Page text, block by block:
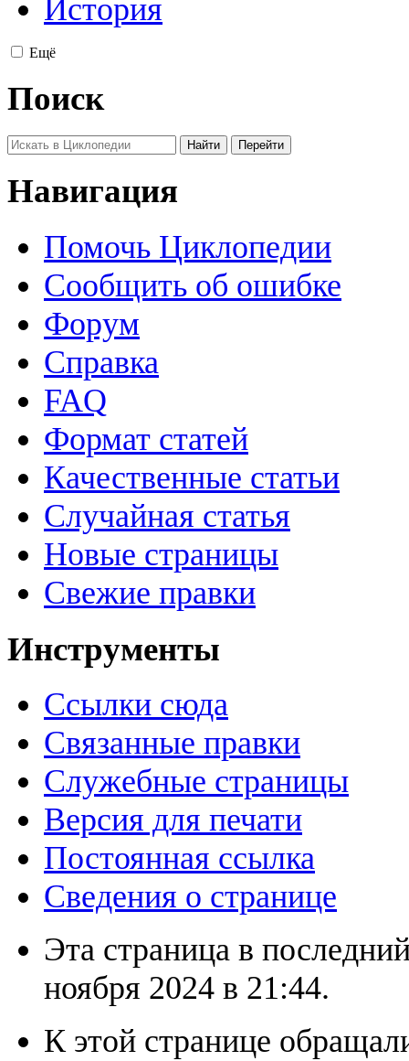
История
Ещё
Поиск
Навигация
Помочь Циклопедии
Сообщить об ошибке
Форум
Справка
FAQ
Формат статей
Качественные статьи
Случайная статья
Новые страницы
Свежие правки
Инструменты
Ссылки сюда
Связанные правки
Служебные страницы
Версия для печати
Постоянная ссылка
Сведения о странице
Эта страница в
ноября 2024 в 21:44.
К этой странице